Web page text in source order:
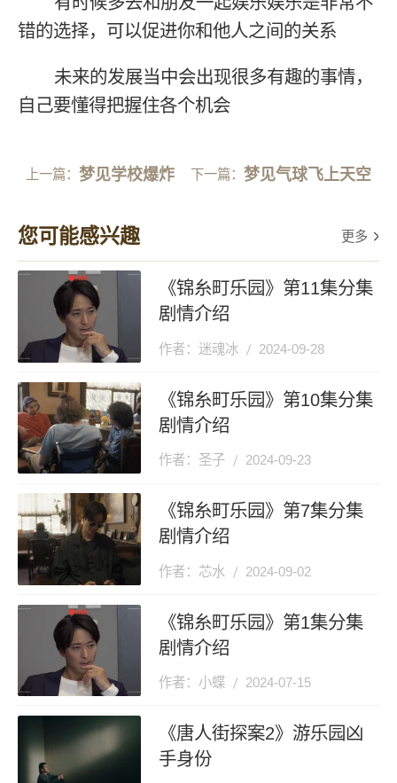
错的选择，可以促进你和他人之间的关系
未来的发展当中会出现很多有趣的事情，
自己要懂得把握住各个机会
上一篇：梦见学校爆炸 下一篇： 梦见气球飞上天空
您可能感兴趣 更多
《锦糸町乐园》第11集分集
剧情介绍
作者：迷魂冰 2024-09-28
《锦糸町乐园》第10集分集
剧情介绍
作者：圣子 2024-09-23
《锦糸町乐园》第7集分集
剧情介绍
作者：芯水 2024-09-02
《锦糸町乐园》第1集分集
剧情介绍
作者：小蝶 2024-07-15
《唐人街探案2》游乐园凶
手身份